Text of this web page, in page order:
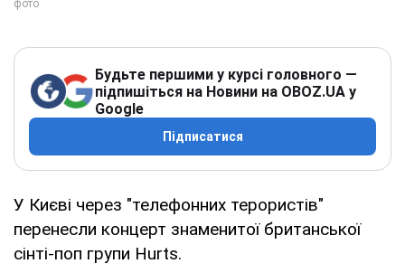
Будьте першими у курсі головного —
підпишіться на Новини на OBOZ.UA у
Google
Підписатися
У Києві через "телефонних терористів"
перенесли концерт знаменитої британської
сінті-поп групи Hurts.